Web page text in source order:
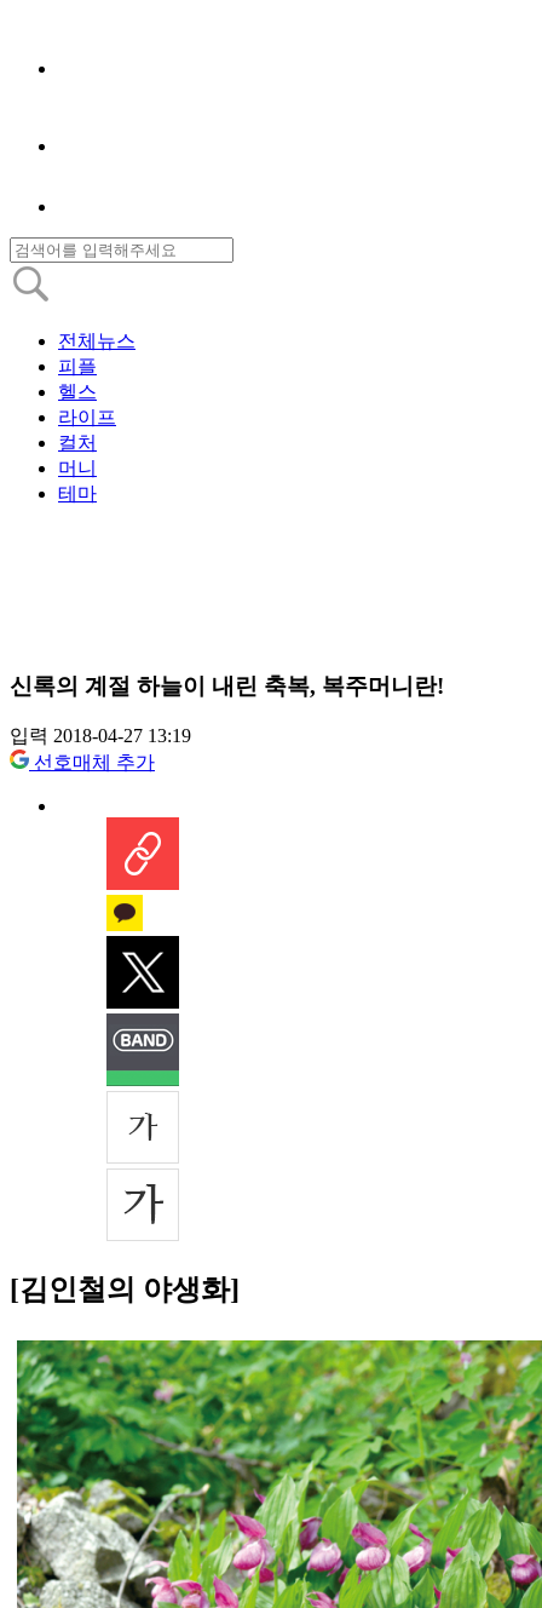
전체뉴스
피플
헬스
라이프
컬처
머니
테마
신록의 계절 하늘이 내린 축복, 복주머니란!
입력 2018-04-27 13:19
선호매체 추가
[김인철의 야생화]